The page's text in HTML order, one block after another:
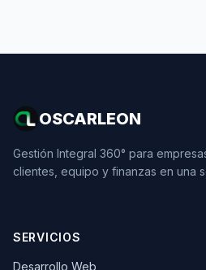
OSCARLEON
Gestión Integral 360° para
clientes, equipo y finanzas en una
SERVICIOS
Desarrollo Web